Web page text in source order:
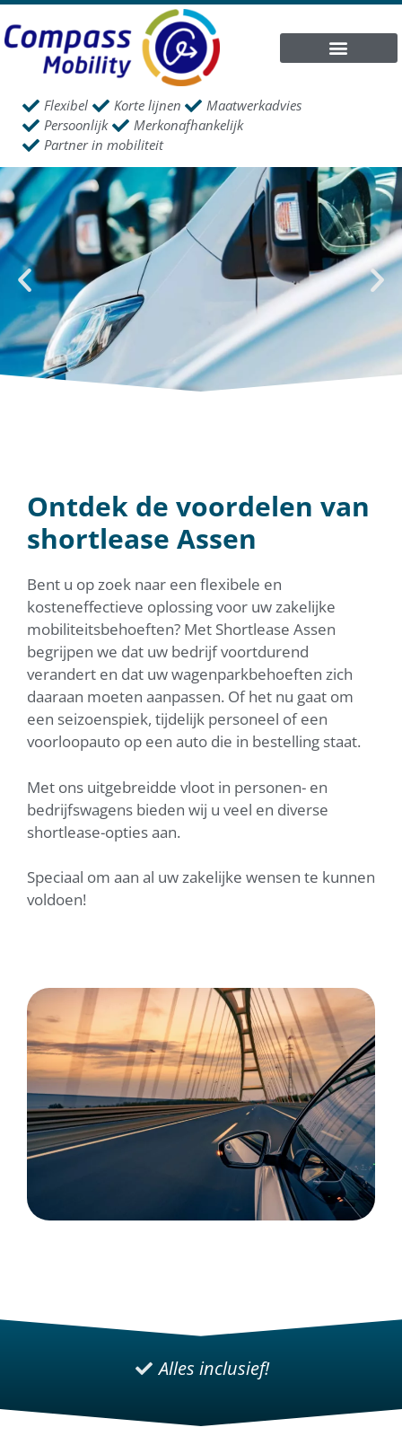
Flexibel Korte lijnen
Maatwerkadvies
Persoonlijk
Merkonafhankelijk
Partner in mobiliteit
personen- & bedrijfswagens.
Ontdek de voordelen van
shortlease Assen
Bent u op zoek naar een flexibele en
kosteneffectieve oplossing voor uw zakelijke
mobiliteitsbehoeften? Met Shortlease Assen
begrijpen we dat uw bedrijf voortdurend
verandert en dat uw wagenparkbehoeften zich
daaraan moeten aanpassen. Of het nu gaat om
een seizoenspiek, tijdelijk personeel of een
voorloopauto op een auto die in bestelling staat.
Met ons uitgebreidde vloot in personen- en
bedrijfswagens bieden wij u veel en diverse
shortlease-opties aan.
Speciaal om aan al uw zakelijke wensen te kunnen
voldoen!
Alles inclusief!